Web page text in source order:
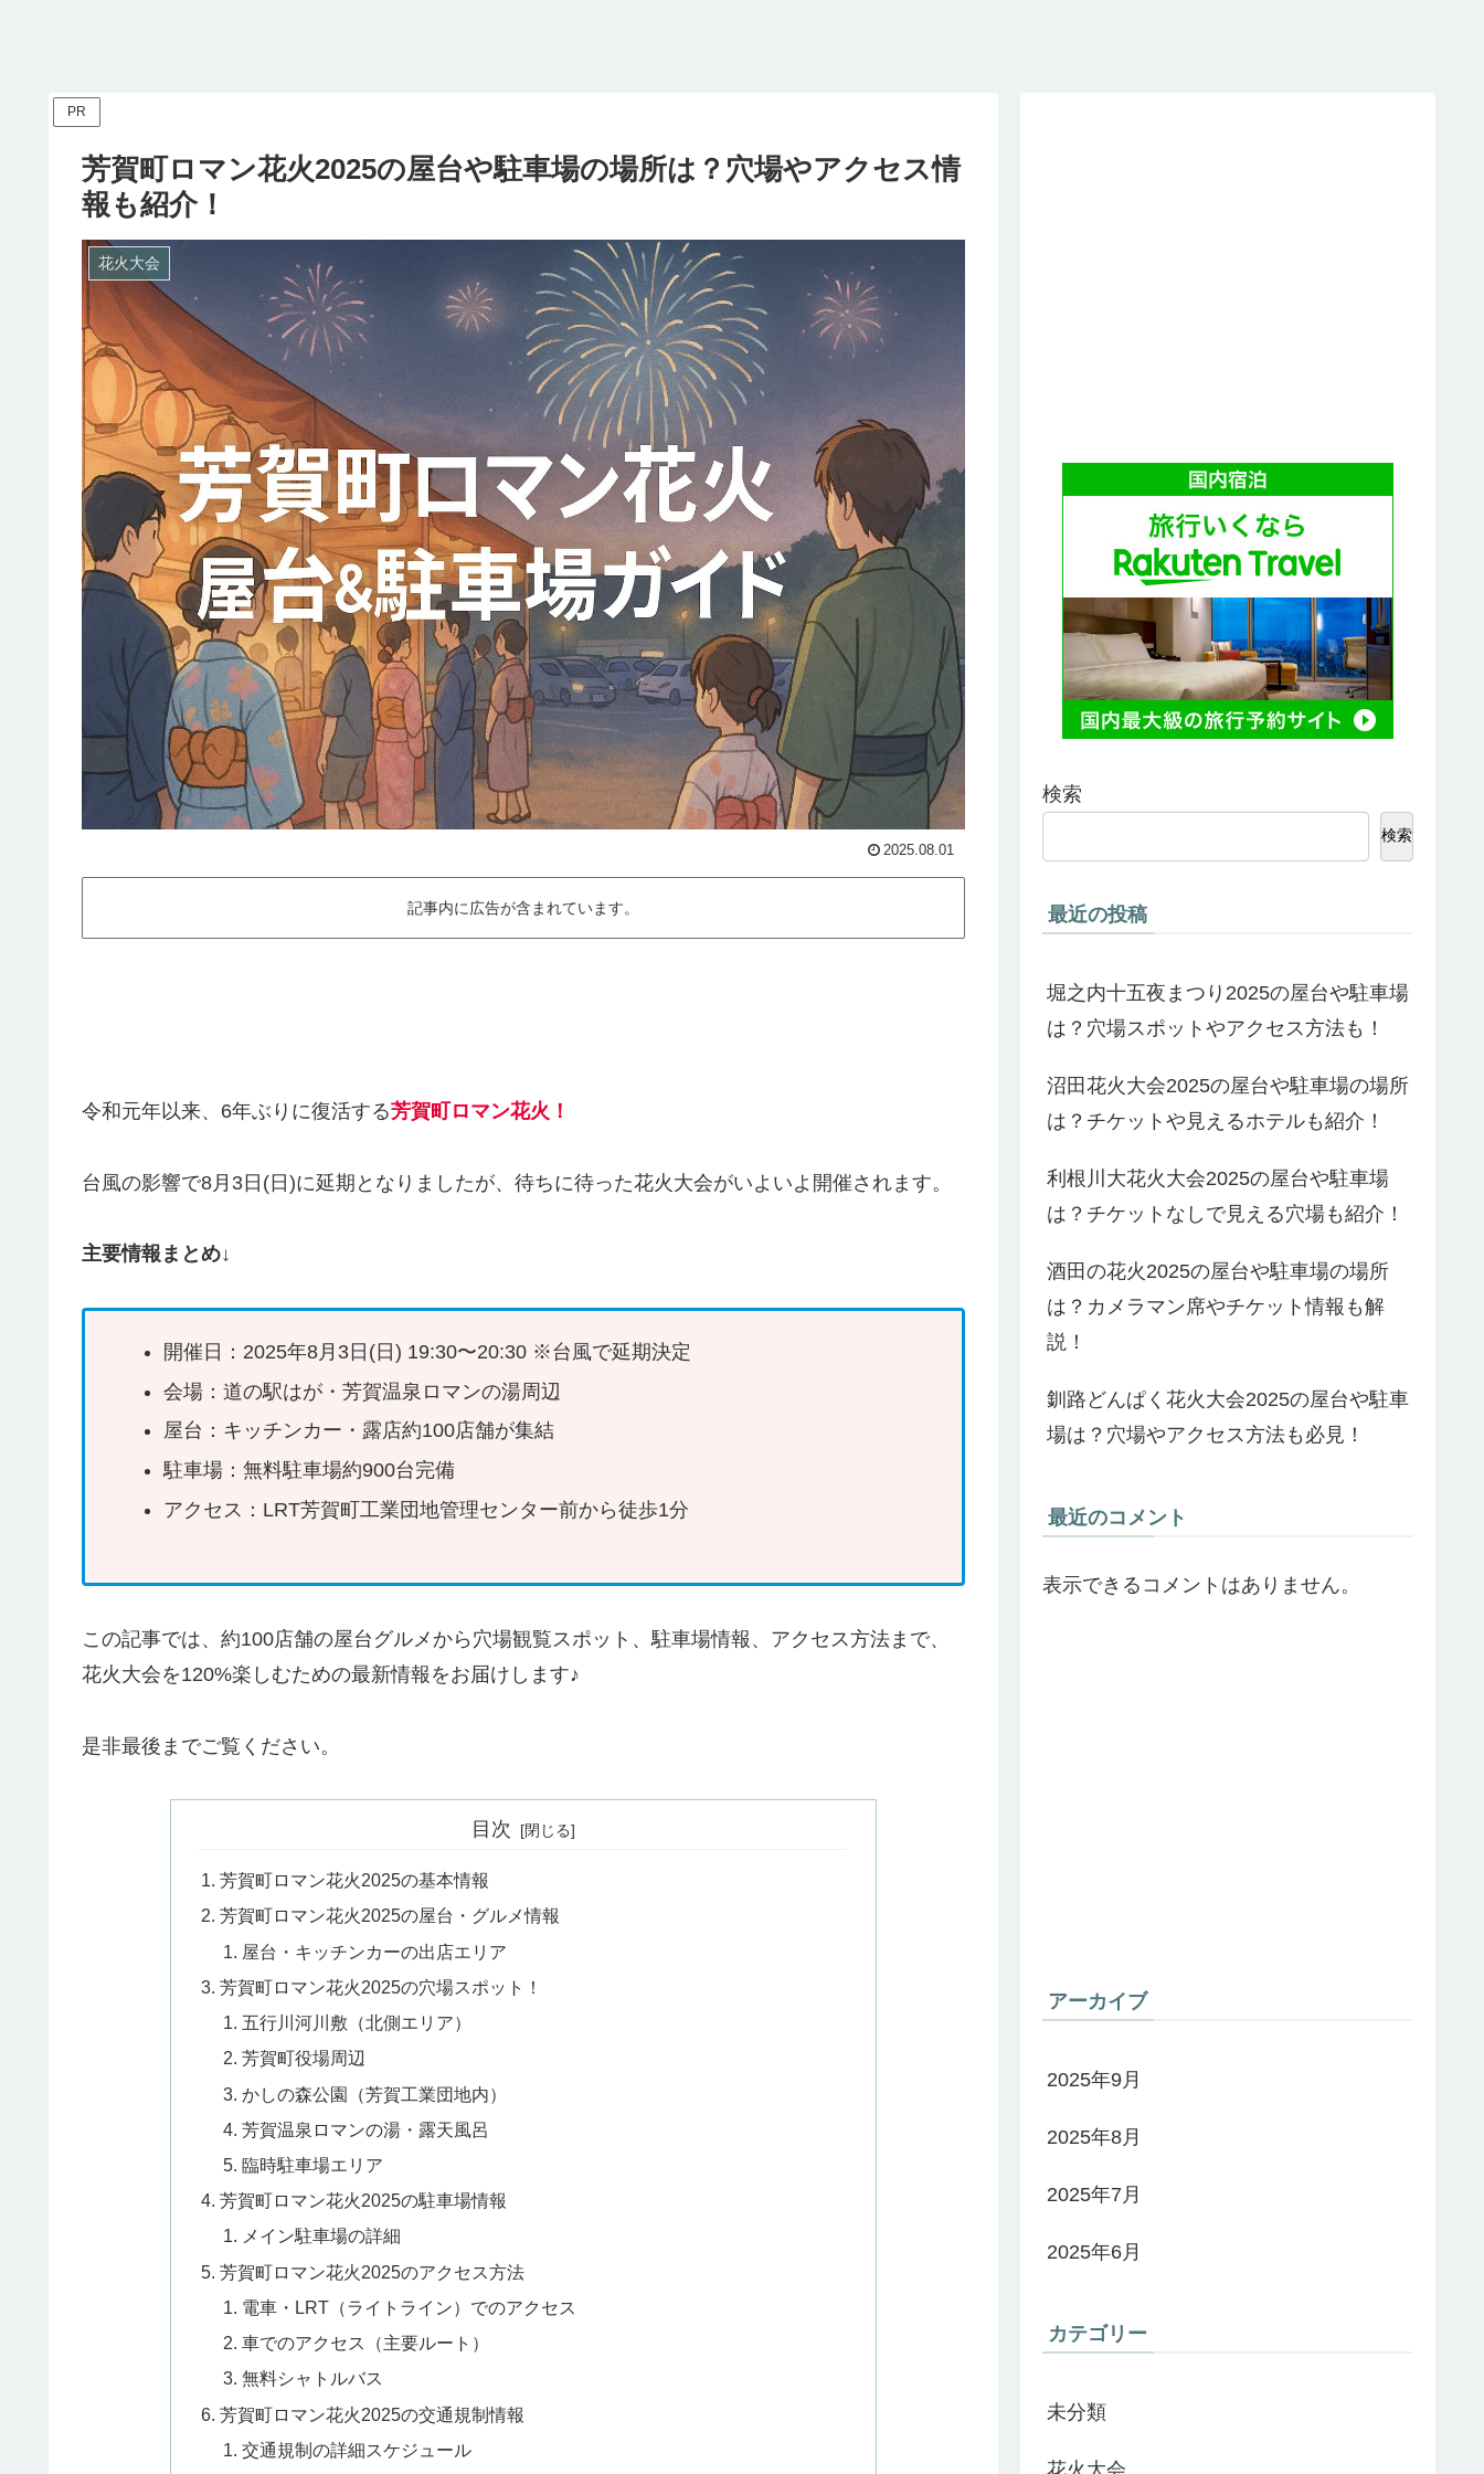
PR
芳賀町ロマン花火2025の屋台や駐車場の場所は？穴場やアクセス情
報も紹介！
花火大会
2025.08.01
記事内に広告が含まれています。
令和元年以来、6年ぶりに復活する芳賀町ロマン花火！
台風の影響で8月3日(日)に延期となりましたが、待ちに待った花火大会がいよいよ開催されます。
主要情報まとめ↓
開催日：2025年8月3日(日) 19:30〜20:30 ※台風で延期決定
会場：道の駅はが・芳賀温泉ロマンの湯周辺
屋台：キッチンカー・露店約100店舗が集結
駐車場：無料駐車場約900台完備
アクセス：LRT芳賀町工業団地管理センター前から徒歩1分
この記事では、約100店舗の屋台グルメから穴場観覧スポット、駐車場情報、アクセス方法まで、
花火大会を120%楽しむための最新情報をお届けします♪
是非最後までご覧ください。
目次
芳賀町ロマン花火2025の基本情報
芳賀町ロマン花火2025の屋台・グルメ情報
屋台・キッチンカーの出店エリア
芳賀町ロマン花火2025の穴場スポット！
五行川河川敷（北側エリア）
芳賀町役場周辺
かしの森公園（芳賀工業団地内）
芳賀温泉ロマンの湯・露天風呂
臨時駐車場エリア
芳賀町ロマン花火2025の駐車場情報
メイン駐車場の詳細
芳賀町ロマン花火2025のアクセス方法
電車・LRT（ライトライン）でのアクセス
車でのアクセス（主要ルート）
無料シャトルバス
芳賀町ロマン花火2025の交通規制情報
交通規制の詳細スケジュール
検索
検索
最近の投稿
堀之内十五夜まつり2025の屋台や駐車場
は？穴場スポットやアクセス方法も！
沼田花火大会2025の屋台や駐車場の場所
は？チケットや見えるホテルも紹介！
利根川大花火大会2025の屋台や駐車場
は？チケットなしで見える穴場も紹介！
酒田の花火2025の屋台や駐車場の場所
は？カメラマン席やチケット情報も解
説！
釧路どんぱく花火大会2025の屋台や駐車
場は？穴場やアクセス方法も必見！
最近のコメント
表示できるコメントはありません。
アーカイブ
2025年9月
2025年8月
2025年7月
2025年6月
カテゴリー
未分類
花火大会